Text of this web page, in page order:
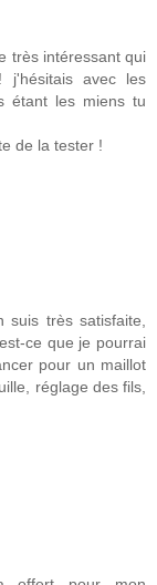
très intéressant qui
j'hésitais avec les
étant les miens tu
de la tester !
suis très satisfaite,
ce que je pourrai
pour un maillot
réglage des fils,